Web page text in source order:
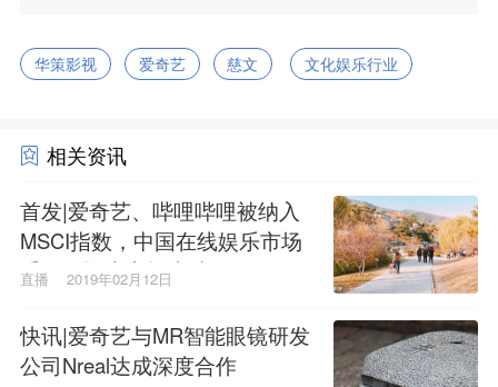
华策影视 爱奇艺 慈文 文化娱乐行业
相关资讯
首发|爱奇艺、哔哩哔哩被纳入
MSCI指数，中国在线娱乐市场
受国际资本市场青睐
直播 2019年02月12日
快讯|爱奇艺与MR智能眼镜研发
公司Nreal达成深度合作